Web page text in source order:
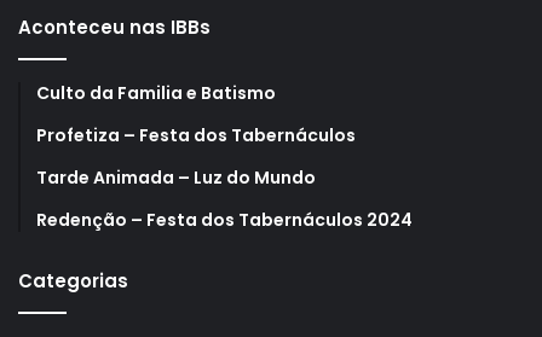
Aconteceu nas IBBs
Culto da Familia e Batismo
Profetiza – Festa dos Tabernáculos
Tarde Animada – Luz do Mundo
Redenção – Festa dos Tabernáculos 2024
Categorias